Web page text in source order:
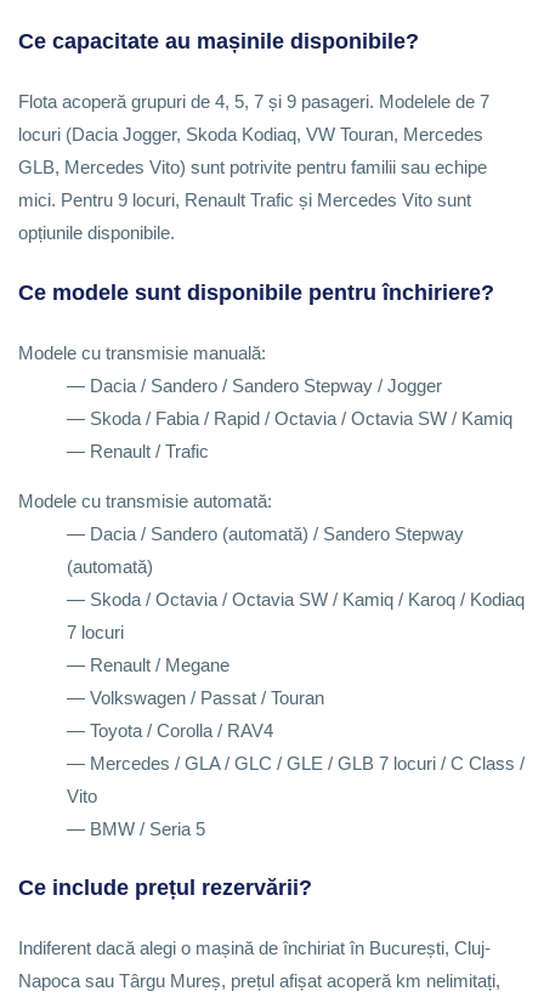
Ce capacitate au mașinile disponibile?
Flota acoperă grupuri de 4, 5, 7 și 9 pasageri. Modelele de 7
locuri (Dacia Jogger, Skoda Kodiaq, VW Touran, Mercedes
GLB, Mercedes Vito) sunt potrivite pentru familii sau echipe
mici. Pentru 9 locuri, Renault Trafic și Mercedes Vito sunt
opțiunile disponibile.
Ce modele sunt disponibile pentru închiriere?
Modele cu transmisie manuală:
— Dacia / Sandero / Sandero Stepway / Jogger
— Skoda / Fabia / Rapid / Octavia / Octavia SW / Kamiq
— Renault / Trafic
Modele cu transmisie automată:
— Dacia / Sandero (automată) / Sandero Stepway
(automată)
— Skoda / Octavia / Octavia SW / Kamiq / Karoq / Kodiaq
7 locuri
— Renault / Megane
— Volkswagen / Passat / Touran
— Toyota / Corolla / RAV4
— Mercedes / GLA / GLC / GLE / GLB 7 locuri / C Class /
Vito
— BMW / Seria 5
Ce include prețul rezervării?
Indiferent dacă alegi o mașină de închiriat în București, Cluj-
Napoca sau Târgu Mureș, prețul afișat acoperă km nelimitați,